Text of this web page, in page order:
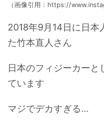
（画像引用：https://
2018年9月14日に日本
た竹本直人さん
日本のフィジーカーと
ています
マジでデカすぎる...